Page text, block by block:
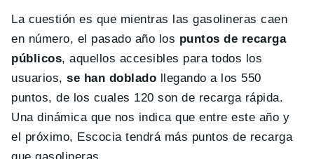
La cuestión es que mientras las gasolineras caen
en número, el pasado año los puntos de recarga
públicos, aquellos accesibles para todos los
usuarios,se han doblado llegando a los 550
puntos, de los cuales 120 son de recarga rápida.
Una dinámica que nos indica que entre este año y
el próximo, Escocia tendrá más puntos de recarga
que gasolineras.